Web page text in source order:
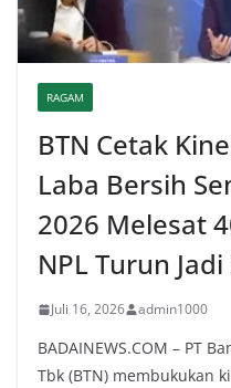
RAGAM
BTN Cetak
Laba Bersih
2026 Melesat
NPL Turun
Juli 16, 2026 admin1000
BADAINEWS.COM – PT
Tbk (BTN) membukukan